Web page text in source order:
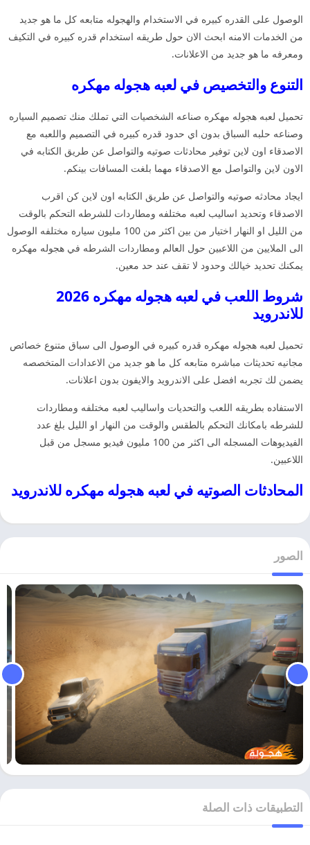
الوصول على القدره كبيره في الاستخدام والهجوله متابعه كل ما هو جديد
من الخدمات الامنه ابحث الان حول طريقه استخدام قدره كبيره في التكيف
ومعرفه ما هو جديد من الاعلانات.
التنوع والتخصيص في لعبه هجوله مهكره
تحميل لعبه هجوله مهكره صناعه الشخصيات التي تملك منك تصميم السياره
وصناعه حلبه السباق بدون اي حدود قدره كبيره في التصميم واللعبه مع
الاصدقاء اون لاين توفير محادثات صوتيه والتواصل عن طريق الكتابه في
الاون لاين والتواصل مع الاصدقاء مهما بلغت المسافات بينكم.
ايجاد محادثه صوتيه والتواصل عن طريق الكتابه اون لاين كن اقرب
الاصدقاء وتحديد اساليب لعبه مختلفه ومطاردات للشرطه التحكم بالوقت
من الليل او النهار اختيار من بين اكثر من 100 مليون سياره مختلفه الوصول
الى الملايين من اللاعبين حول العالم ومطاردات الشرطه في هجوله مهكره
يمكنك تحديد خيالك وحدود لا تقف عند حد معين.
شروط اللعب في لعبه هجوله مهكره 2026
للاندرويد
تحميل لعبه هجوله مهكره قدره كبيره في الوصول الى سباق متنوع خصائص
مجانيه تحديثات مباشره متابعه كل ما هو جديد من الاعدادات المتخصصه
يضمن لك تجربه افضل على الاندرويد والايفون بدون اعلانات.
الاستفاده بطريقه اللعب والتحديات واساليب لعبه مختلفه ومطاردات
للشرطه بامكانك التحكم بالطقس والوقت من النهار او الليل بلغ عدد
الفيديوهات المسجله الى اكثر من 100 مليون فيديو مسجل من قبل
اللاعبين.
المحادثات الصوتيه في لعبه هجوله مهكره للاندرويد
الصور
التطبيقات ذات الصلة